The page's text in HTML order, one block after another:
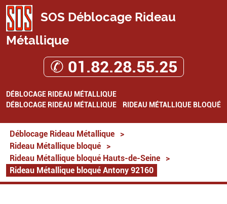
SOS Déblocage Rideau
Métallique
✆ 01.82.28.55.25
DÉBLOCAGE RIDEAU MÉTALLIQUE
DÉBLOCAGE RIDEAU MÉTALLIQUE
RIDEAU MÉTALLIQUE BLOQUÉ
Déblocage Rideau Métallique
>
Rideau Métallique bloqué
>
Rideau Métallique bloqué Hauts-de-Seine
>
Rideau Métallique bloqué Antony 92160